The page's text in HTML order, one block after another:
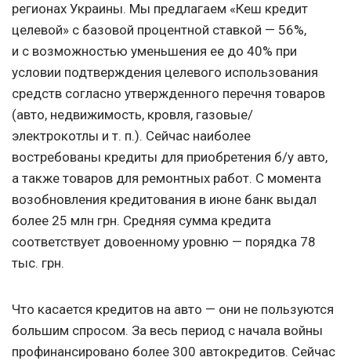
регионах Украины. Мы предлагаем «Кеш кредит
целевой» с базовой процентной ставкой — 56%,
и с возможностью уменьшения ее до 40% при
условии подтверждения целевого использования
средств согласно утвержденного перечня товаров
(авто, недвижимость, кровля, газовые/
электрокотлы и т. п.). Сейчас наиболее
востребованы кредиты для приобретения б/у авто,
а также товаров для ремонтных работ. С момента
возобновления кредитования в июне банк выдал
более 25 млн грн. Средняя сумма кредита
соответствует довоенному уровню — порядка 78
тыс. грн.
Что касается кредитов на авто — они не пользуются
большим спросом. За весь период с начала войны
профинансировано более 300 автокредитов. Сейчас